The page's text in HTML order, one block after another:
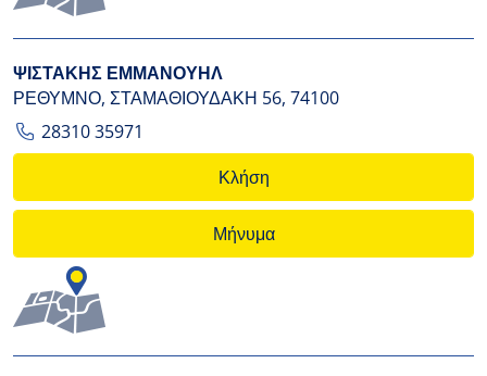
ΨΙΣΤΑΚΗΣ ΕΜΜΑΝΟΥΗΛ
ΡΕΘΥΜΝΟ, ΣΤΑΜΑΘΙΟΥΔΑΚΗ 56, 74100
28310 35971
Κλήση
Μήνυμα